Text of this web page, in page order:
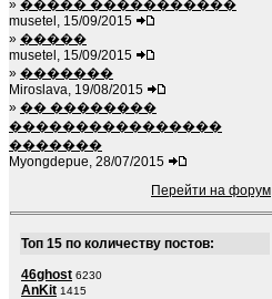
» ����� �����������
musetel, 15/09/2015
» �����
musetel, 15/09/2015
» �������
Miroslava, 19/08/2015
» �� ��������
����������������
�������
Myongdepue, 28/07/2015
Перейти на форум
Топ 15 по количеству постов:
46ghost 6230
AnKit 1415